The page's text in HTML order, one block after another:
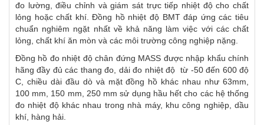
đo lường, điều chỉnh và giám sát trực tiếp nhiệt độ cho chất
lỏng hoặc chất khí. Đồng hồ nhiệt độ BMT đáp ứng các tiêu
chuẩn nghiêm ngặt nhất về khả năng làm việc với các chất
lỏng, chất khí ăn mòn và các môi trường công nghiệp nặng.
Đồng hồ đo nhiệt độ chân đứng MASS được nhập khẩu chính
hãng đầy đủ các thang đo, dải đo nhiệt độ từ -50 đến 600 độ
C, chiều dài đầu dò và mặt đồng hồ khác nhau như 63mm,
100 mm, 150 mm, 250 mm sử dụng hầu hết cho các hệ thống
đo nhiệt độ khác nhau trong nhà máy, khu công nghiệp, dầu
khí, hàng hải.